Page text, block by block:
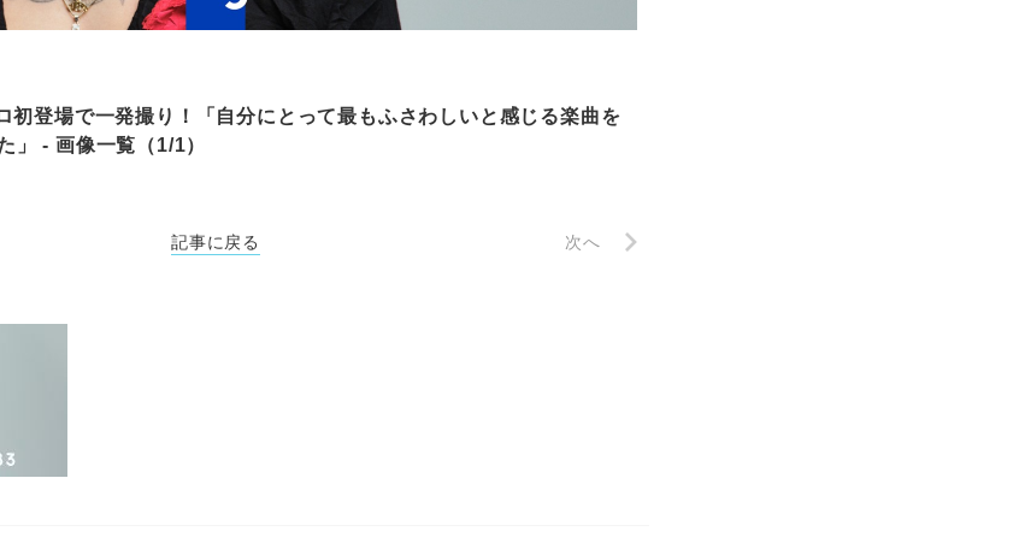
初登場で一発撮り！「自分にとって最もふさわしいと感じる楽曲を
」 - 画像一覧（1/1）
記事に戻る 次へ